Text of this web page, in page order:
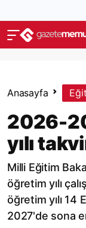
Anasayfa
2026-
yılı
Milli Eğitim
öğretim yılı
öğretim yılı 14
2027'de sona